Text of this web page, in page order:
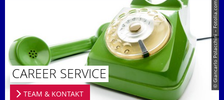
© Giancarlo Polacchini – Fotolia.com
CAREER SERVICE
TEAM & KONTAKT